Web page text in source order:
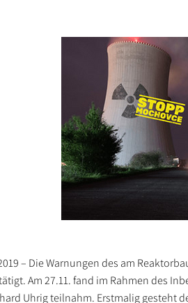
– Die Warnungen des am
Am 27.11. fand im Rahmen des
Uhrig teilnahm. Erstmalig gesteht